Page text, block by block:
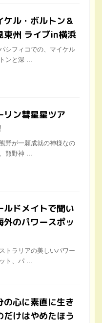
ケル・ボルトン＆
東州 ライブin横浜
シフィコでの、マイケル
ンと深 ...
リン彗星星ツア
野が一願成就の神様なの
熊野神 ...
ルドメイトで聞い
外のパワースポッ
トラリアの美しいパワー
ト、パ ...
の心に素直に生き
だけはやめたほう